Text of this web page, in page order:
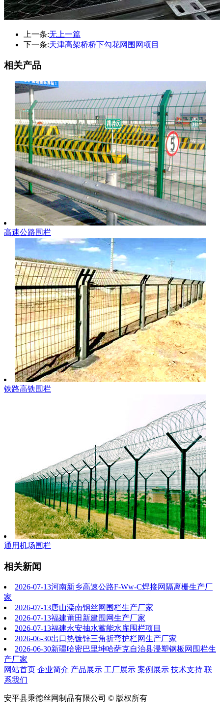
上一条:无上一篇
下一条:天津高架桥桥下勾花网围网项目
相关产品
高速公路围栏
铁路高铁围栏
通用机场围栏
相关新闻
2026-07-13河南新乡高速公路F-Ww-C焊接网隔离栅生产厂
家
2026-07-13唐山滦南钢丝网围栏生产厂家
2026-07-13福建莆田新建围网生产厂家
2026-07-13福建永安抽水蓄能水库围栏项目
2026-06-30出口热镀锌三角折弯护栏网生产厂家
2026-06-30新疆哈密巴里坤哈萨克自治县浸塑钢板网围栏生
产厂家
网站首页 企业简介 产品展示 工厂展示 案例展示 技术支持 联
系我们
安平县秉德丝网制品有限公司 © 版权所有